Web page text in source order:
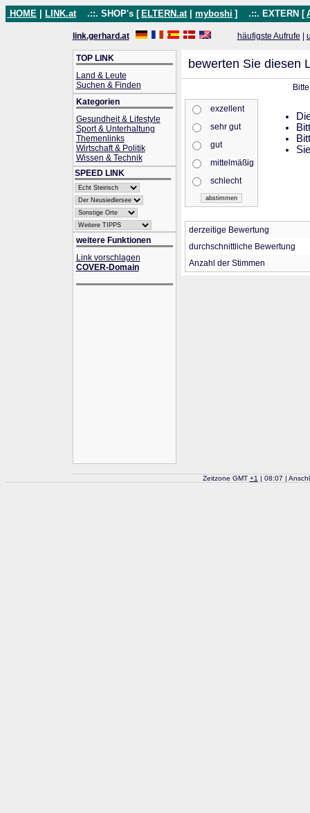
HOME LINK.at .::. SHOP's [ ELTERN.at myboshi ] .::. EXTERN [
link.gerhard.at häufigste Aufrufe
TOP LINK
Land & Leute
Suchen & Finden
Kategorien
Gesundheit & Lifestyle
Sport & Unterhaltung
Themenlinks
Wirtschaft & Politik
Wissen & Technik
SPEED LINK
weitere Funktionen
Link vorschlagen
COVER-Domain
bewerten Sie diesen
exzellent
sehr gut
gut
mittelmäßig
schlecht
derzeitige Bewertung
durchschnittliche Bewertung
Anzahl der Stimmen
Zeitzone GMT +1 | 08:07 |